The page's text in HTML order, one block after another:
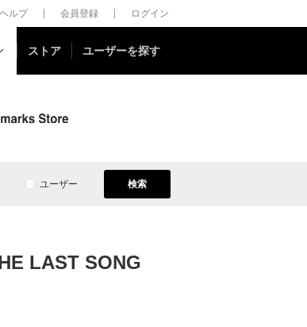
ヘルプ 会員登録 ログイン
ストア ユーザーを探す
ユーザー 検索
LAST SONG